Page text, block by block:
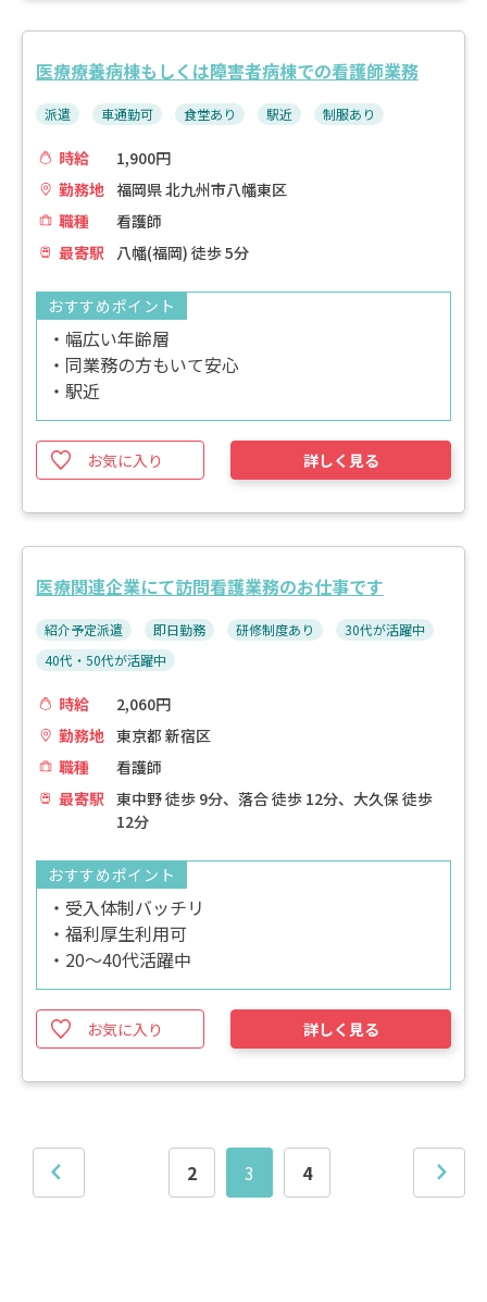
医療療養病棟もしくは障害者病棟での看護師業務
派遣 車通勤可 食堂あり 駅近 制服あり
時給
1,900円
勤務地 福岡県 北九州市八幡東区
職種
看護師
最寄駅
八幡(福岡) 徒歩 5分
おすすめポイント
・幅広い年齢層
・同業務の方もいて安心
・駅近
お気に入り 詳しく見る
医療関連企業にて訪問看護業務のお仕事です
紹介予定派遣 即日勤務 研修制度あり
30代が活躍中
40代・50代が活躍中
時給
2,060円
勤務地 東京都 新宿区
職種
看護師
最寄駅 東中野 徒歩 9分、落合 徒歩 12分、大久保 徒歩
12分
おすすめポイント
・受入体制バッチリ
・福利厚生利用可
・20～40代活躍中
お気に入り 詳しく見る
2 3 4